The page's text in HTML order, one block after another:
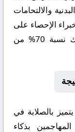
والالتحامات
الإحصاء على
أن الفريق الذي سيسجل أولاً سيمتلك نسبة 70% من
بالصلابة في
بذكاء